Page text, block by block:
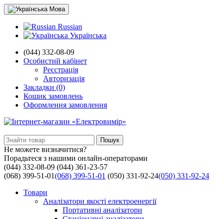
Мова
Russian
Українська
(044) 332-08-09
Особистий кабінет
Реєстрація
Авторизація
Закладки (0)
Кошик замовлень
Оформлення замовлення
Пошук
Не можете визначитися?
Порадьтеся з нашими онлайн-операторами
(044) 332-08-09 (044) 361-23-57
(068) 399-51-01(068) 399-51-01 (050) 331-92-24(050) 331-92-24
Товари
Аналізатори якості електроенергії
Портативні аналізатори